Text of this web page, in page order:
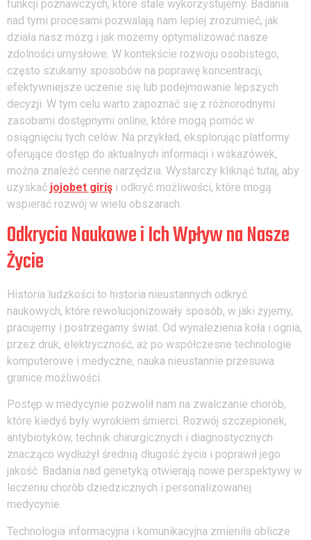
funkcji poznawczych, które stale wykorzystujemy. Badania
nad tymi procesami pozwalają nam lepiej zrozumieć, jak
działa nasz mózg i jak możemy optymalizować nasze
zdolności umysłowe. W kontekście rozwoju osobistego,
często szukamy sposobów na poprawę koncentracji,
efektywniejsze uczenie się lub podejmowanie lepszych
decyzji. W tym celu warto zapoznać się z różnorodnymi
zasobami dostępnymi online, które mogą pomóc w
osiągnięciu tych celów. Na przykład, eksplorując platformy
oferujące dostęp do aktualnych informacji i wskazówek,
można znaleźć cenne narzędzia. Wystarczy kliknąć tutaj, aby
uzyskać jojobet giriş i odkryć możliwości, które mogą
wspierać rozwój w wielu obszarach.
Odkrycia Naukowe i Ich Wpływ na Nasze
Życie
Historia ludzkości to historia nieustannych odkryć
naukowych, które rewolucjonizowały sposób, w jaki żyjemy,
pracujemy i postrzegamy świat. Od wynalezienia koła i ognia,
przez druk, elektryczność, aż po współczesne technologie
komputerowe i medyczne, nauka nieustannie przesuwa
granice możliwości.
Postęp w medycynie pozwolił nam na zwalczanie chorób,
które kiedyś były wyrokiem śmierci. Rozwój szczepionek,
antybiotyków, technik chirurgicznych i diagnostycznych
znacząco wydłużył średnią długość życia i poprawił jego
jakość. Badania nad genetyką otwierają nowe perspektywy w
leczeniu chorób dziedzicznych i personalizowanej
medycynie.
Technologia informacyjna i komunikacyjna zmieniła oblicze